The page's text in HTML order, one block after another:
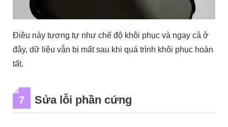
Điều này tương tự như chế độ khôi phục và ngay cả ở
đây, dữ liệu vẫn bị mất sau khi quá trình khôi phục hoàn
tất.
7 Sửa lỗi phần cứng